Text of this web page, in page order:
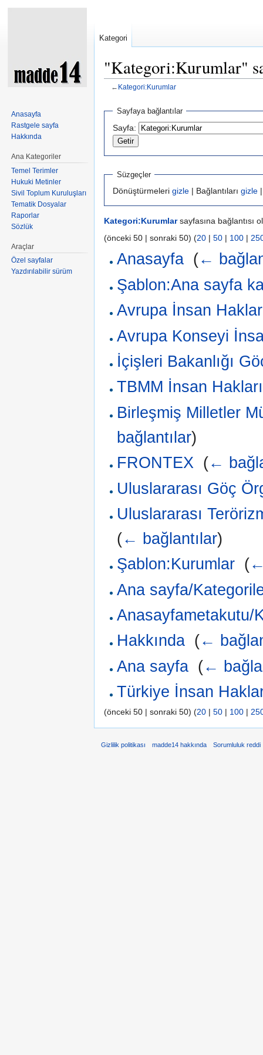
"Kategori:Kurumlar"
← Kategori:Kurumlar
Sayfaya bağlantılar
Sayfa:
Süzgeçler
Dönüştürmeleri gizle | Bağlantıları gizle
Kategori:Kurumlarsayfasına bağlantısı
(önceki 50 | sonraki 50) (20 | 50 | 100 |
Anasayfa (←
Şablon:Ana sayfa
Avrupa İnsan
Avrupa Konseyi
İçişleri Bakanlığı
TBMM İnsan
Birleşmiş Milletler
bağlantılar)
FRONTEX (←
Uluslararası Göç
Uluslararası
(← bağlantılar)
Şablon:Kurumlar (
Ana sayfa/
Anasayfametakutu/
Hakkında (←
Ana sayfa (←
Türkiye İnsan
(önceki 50 | sonraki 50) (20 | 50 | 100 |
Kategori
Anasayfa
Rastgele sayfa
Hakkında
Ana Kategoriler
Temel Terimler
Hukuki Metinler
Sivil Toplum Kuruluşları
Tematik Dosyalar
Raporlar
Sözlük
Araçlar
Özel sayfalar
Yazdırılabilir sürüm
Gizlilik politikası madde14 hakkında Sorumluluk reddi